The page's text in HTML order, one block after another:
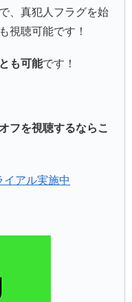
、真犯人フラグを始
視聴可能です！
も可能です！
フを視聴するならこ
イアル実施中